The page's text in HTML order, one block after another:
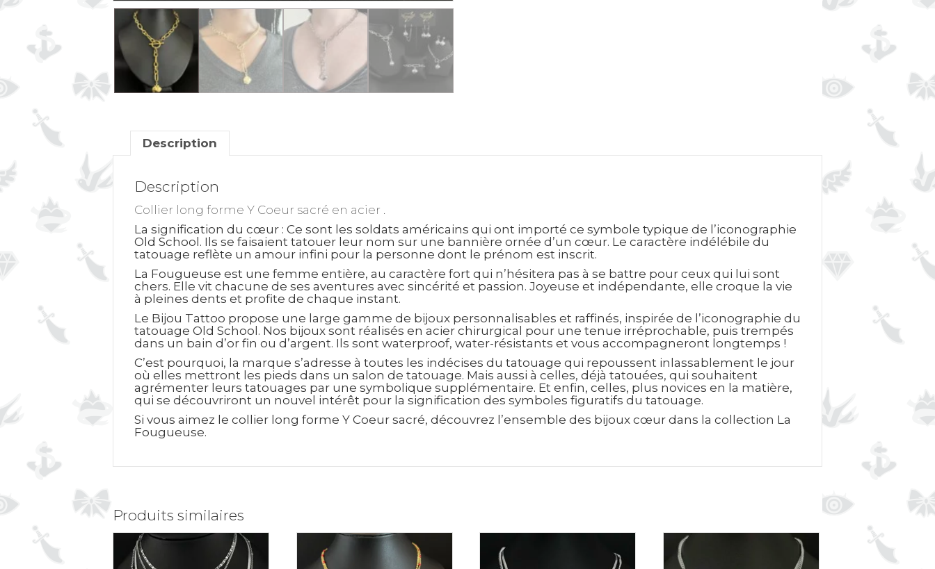
Description
Description
Collier long forme Y Coeur sacré en acier .
La signification du cœur : Ce sont les soldats américains qui ont importé ce symbole typique de l’iconographie
Old School. Ils se faisaient tatouer leur nom sur une bannière ornée d’un cœur. Le caractère indélébile du
tatouage reflète un amour infini pour la personne dont le prénom est inscrit.
La Fougueuse est une femme entière, au caractère fort qui n’hésitera pas à se battre pour ceux qui lui sont
chers. Elle vit chacune de ses aventures avec sincérité et passion. Joyeuse et indépendante, elle croque la vie
à pleines dents et profite de chaque instant.
Le Bijou Tattoo propose une large gamme de bijoux personnalisables et raffinés, inspirée de l’iconographie du
tatouage Old School. Nos bijoux sont réalisés en acier chirurgical pour une tenue irréprochable, puis trempés
dans un bain d’or fin ou d’argent. Ils sont waterproof, water-résistants et vous accompagneront longtemps !
C’est pourquoi, la marque s’adresse à toutes les indécises du tatouage qui repoussent inlassablement le jour
où elles mettront les pieds dans un salon de tatouage. Mais aussi à celles, déjà tatouées, qui souhaitent
agrémenter leurs tatouages par une symbolique supplémentaire. Et enfin, celles, plus novices en la matière,
qui se découvriront un nouvel intérêt pour la signification des symboles figuratifs du tatouage.
Si vous aimez le collier long forme Y Coeur sacré, découvrez l’ensemble des bijoux cœur dans la collection La
Fougueuse.
Produits similaires